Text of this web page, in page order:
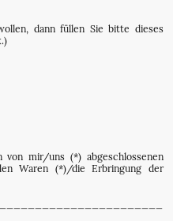
dann füllen Sie bitte dieses
mir/uns (*) abgeschlossenen
Waren (*)/die Erbringung der